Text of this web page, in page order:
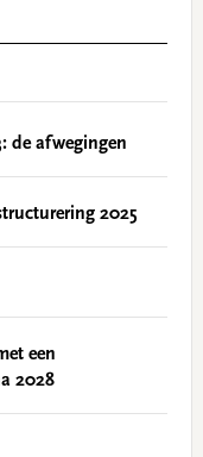
de afwegingen
2025
een
2028